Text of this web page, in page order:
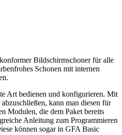
Bildschirmschoner für alle
Schonen mit internen
Art bedienen und konfigurieren. Mit
kann man diesen für
Modulen, die dem Paket bereits
Anleitung zum Programmieren
können sogar in GFA Basic